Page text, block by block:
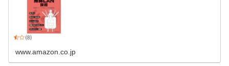
www.amazon.co.jp